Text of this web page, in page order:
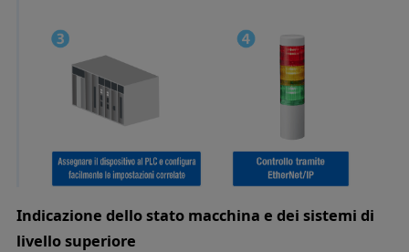
Indicazione dello stato macchina e dei sistemi di
livello superiore